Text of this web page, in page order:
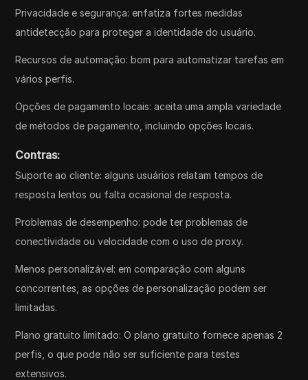
Privacidade e segurança: enfatiza fortes medidas
antidetecção para proteger a identidade do usuário.
Recursos de automação: bom para automatizar tarefas em
vários perfis.
Opções de pagamento locais: aceita uma ampla variedade
de métodos de pagamento, incluindo opções locais.
Contras:
Suporte ao cliente: alguns usuários relatam tempos de
resposta lentos ou falta ocasional de resposta.
Problemas de desempenho: pode ter problemas de
conectividade ou velocidade com o uso de proxy.
Menos personalizável: em comparação com alguns
concorrentes, as opções de personalização podem ser
limitadas.
Plano gratuito limitado: O plano gratuito fornece apenas 2
perfis, o que pode não ser suficiente para testes
extensivos.